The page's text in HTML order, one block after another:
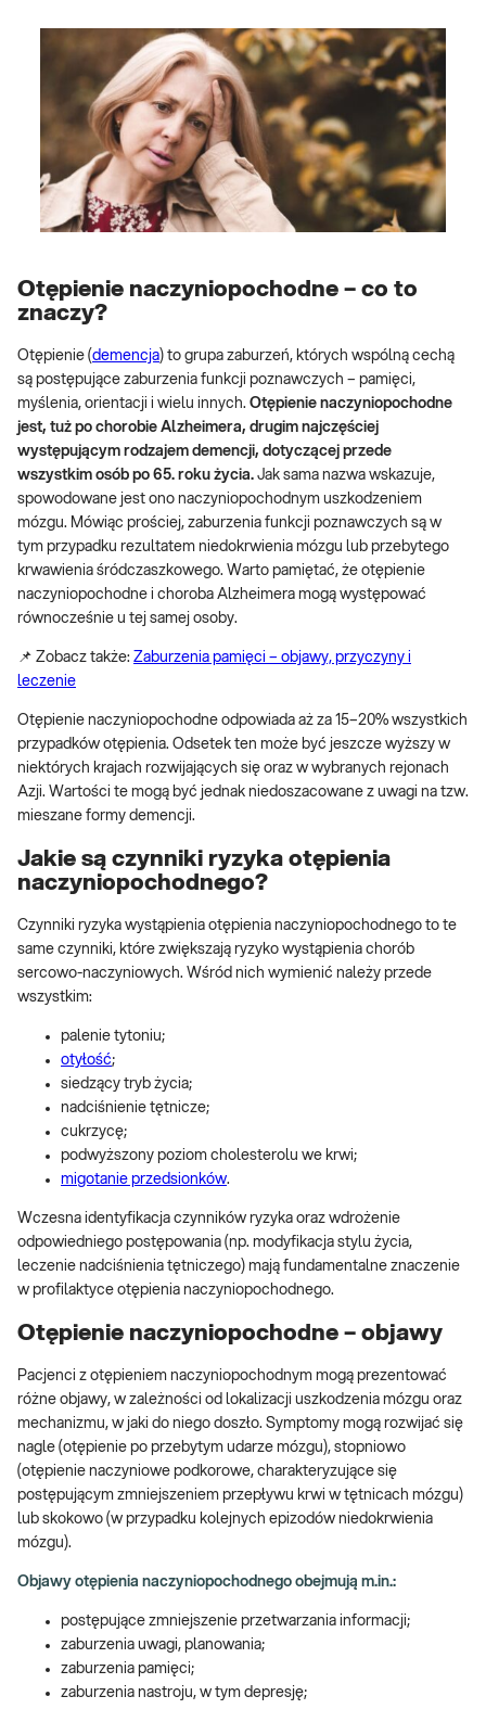
Otępienie naczyniopochodne – co to
znaczy?
Otępienie (demencja) to grupa zaburzeń, których wspólną cechą
są postępujące zaburzenia funkcji poznawczych – pamięci,
myślenia, orientacji i wielu innych. Otępienie naczyniopochodne
jest, tuż po chorobie Alzheimera, drugim najczęściej
występującym rodzajem demencji, dotyczącej przede
wszystkim osób po 65. roku życia. Jak sama nazwa wskazuje,
spowodowane jest ono naczyniopochodnym uszkodzeniem
mózgu. Mówiąc prościej, zaburzenia funkcji poznawczych są w
tym przypadku rezultatem niedokrwienia mózgu lub przebytego
krwawienia śródczaszkowego. Warto pamiętać, że otępienie
naczyniopochodne i choroba Alzheimera mogą występować
równocześnie u tej samej osoby.
📌 Zobacz także: Zaburzenia pamięci – objawy, przyczyny i
leczenie
Otępienie naczyniopochodne odpowiada aż za 15–20% wszystkich
przypadków otępienia. Odsetek ten może być jeszcze wyższy w
niektórych krajach rozwijających się oraz w wybranych rejonach
Azji. Wartości te mogą być jednak niedoszacowane z uwagi na tzw.
mieszane formy demencji.
Jakie są czynniki ryzyka otępienia
naczyniopochodnego?
Czynniki ryzyka wystąpienia otępienia naczyniopochodnego to te
same czynniki, które zwiększają ryzyko wystąpienia chorób
sercowo-naczyniowych. Wśród nich wymienić należy przede
wszystkim:
palenie tytoniu;
otyłość;
siedzący tryb życia;
nadciśnienie tętnicze;
cukrzycę;
podwyższony poziom cholesterolu we krwi;
migotanie przedsionków.
Wczesna identyfikacja czynników ryzyka oraz wdrożenie
odpowiedniego postępowania (np. modyfikacja stylu życia,
leczenie nadciśnienia tętniczego) mają fundamentalne znaczenie
w profilaktyce otępienia naczyniopochodnego.
Otępienie naczyniopochodne – objawy
Pacjenci z otępieniem naczyniopochodnym mogą prezentować
różne objawy, w zależności od lokalizacji uszkodzenia mózgu oraz
mechanizmu, w jaki do niego doszło. Symptomy mogą rozwijać się
nagle (otępienie po przebytym udarze mózgu), stopniowo
(otępienie naczyniowe podkorowe, charakteryzujące się
postępującym zmniejszeniem przepływu krwi w tętnicach mózgu)
lub skokowo (w przypadku kolejnych epizodów niedokrwienia
mózgu).
Objawy otępienia naczyniopochodnego obejmują m.in.:
postępujące zmniejszenie przetwarzania informacji;
zaburzenia uwagi, planowania;
zaburzenia pamięci;
zaburzenia nastroju, w tym depresję;